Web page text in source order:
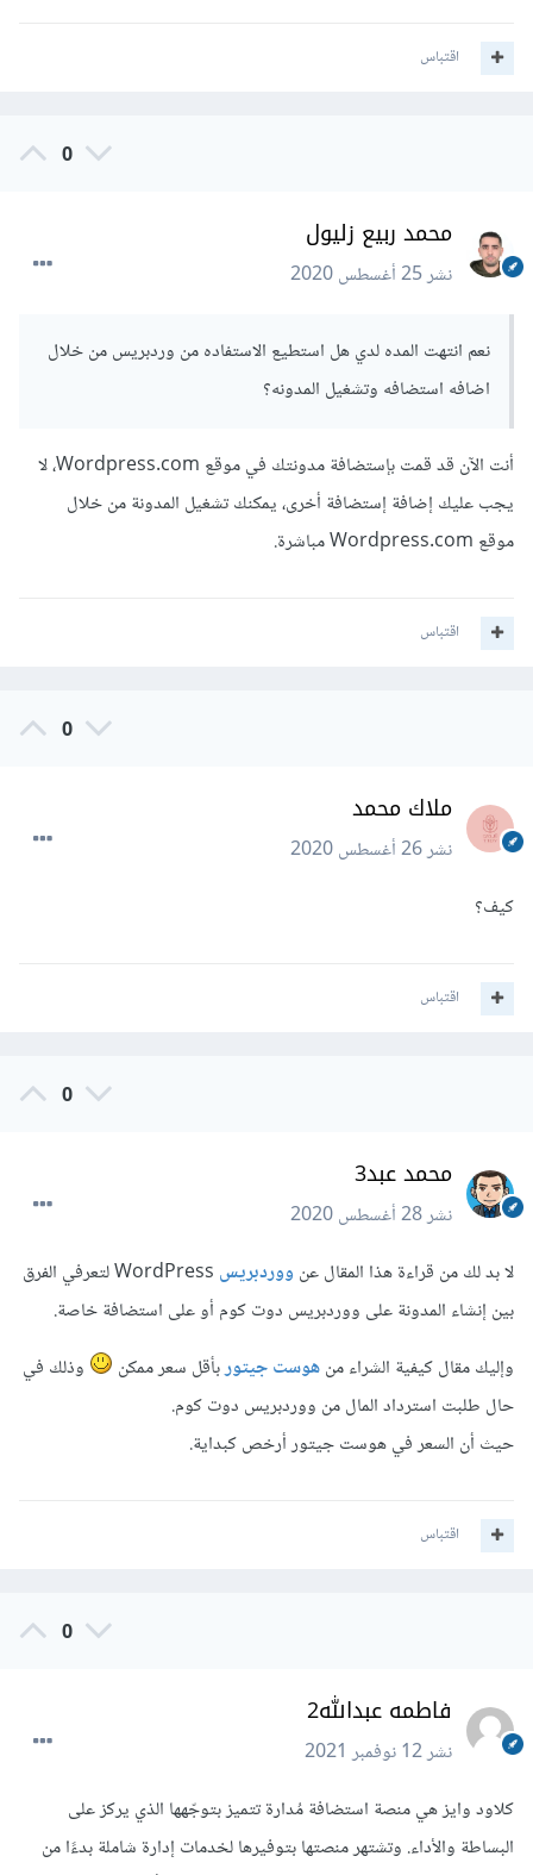
اقتباس
0
محمد ربيع زليول
نشر25 أغسطس 2020
نعم انتهت المده لدي هل استطيع الاستفاده من وردبريس من خلال
اضافه استضافه وتشغيل المدونه؟
أنت الآن قد قمت بإستضافة مدونتك في موقع Wordpress.com، لا
يجب عليك إضافة إستضافة أخرى، يمكنك تشغيل المدونة من خلال
موقع Wordpress.com مباشرة.
اقتباس
0
ملاك محمد
نشر26 أغسطس 2020
كيف؟
اقتباس
0
محمد عبد3
نشر28 أغسطس 2020
لا بد لك من قراءة هذا المقال عن ووردبريس
WordPress لتعرفي الفرق
بين إنشاء المدونة على ووردبريس دوت كوم أو على استضافة خاصة.
وإليك مقال كيفية الشراء منهوست جيتوربأقل سعر ممكن
وذلك في
حال طلبت استرداد المال من ووردبريس دوت كوم.
حيث أن السعر في هوست جيتور أرخص كبداية.
اقتباس
0
فاطمه عبدالله2
نشر12 نوفمبر 2021
كلاود وايز هي منصة استضافة مُدارة تتميز بتوجّهها الذي يركز على
البساطة والأداء. وتشتهر منصتها بتوفيرها لخدمات إدارة شاملة بدءًا من